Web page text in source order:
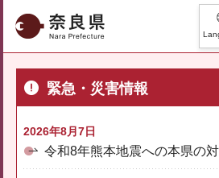
奈良県
緊急・災害情報
2026年8月7日
令和8年熊本地震への本県の